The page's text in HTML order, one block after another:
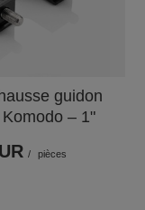
guidon
– 1"
/ pièces